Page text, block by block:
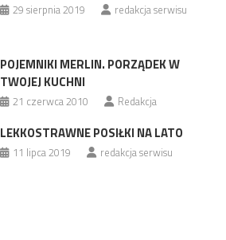
29 sierpnia 2019 redakcja serwisu
POJEMNIKI MERLIN. PORZĄDEK W
TWOJEJ KUCHNI
21 czerwca 2010 Redakcja
LEKKOSTRAWNE POSIŁKI NA LATO
11 lipca 2019 redakcja serwisu